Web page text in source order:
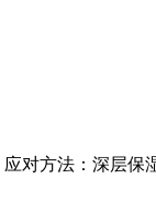
对方法：深层保